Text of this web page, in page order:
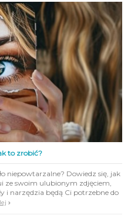
to zrobić?
niepowtarzalne? Dowiedz się, jak
ze swoim ulubionym zdjęciem,
i narzędzia będą Ci potrzebne do